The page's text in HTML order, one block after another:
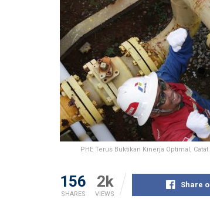
PHE Terus Buktikan Kinerja Optimal,
156
SHARES
2k
VIEWS
Share